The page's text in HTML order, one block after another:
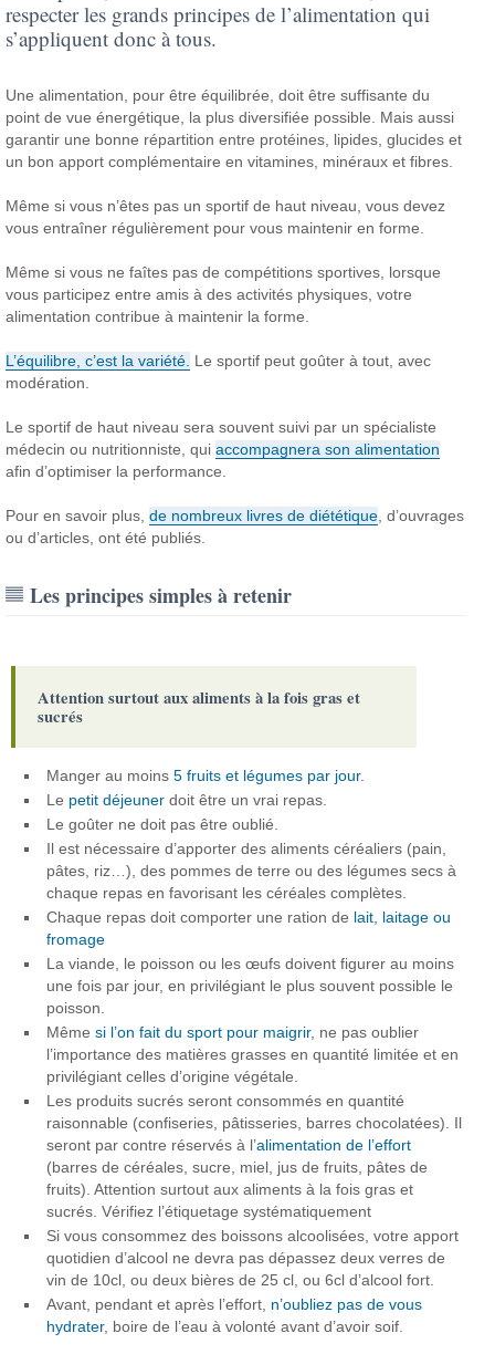
respecter les grands principes de l’alimentation qui
s’appliquent donc à tous.
Une alimentation, pour être équilibrée, doit être suffisante du
point de vue énergétique, la plus diversifiée possible. Mais aussi
garantir une bonne répartition entre protéines, lipides, glucides et
un bon apport complémentaire en vitamines, minéraux et fibres.
Même si vous n’êtes pas un sportif de haut niveau, vous devez
vous entraîner régulièrement pour vous maintenir en forme.
Même si vous ne faîtes pas de compétitions sportives, lorsque
vous participez entre amis à des activités physiques, votre
alimentation contribue à maintenir la forme.
L’équilibre, c’est la variété. Le sportif peut goûter à tout, avec
modération.
Le sportif de haut niveau sera souvent suivi par un spécialiste
médecin ou nutritionniste, quiaccompagnera son alimentation
afin d’optimiser la performance.
Pour en savoir plus,de nombreux livres de diététique , d’ouvrages
ou d’articles, ont été publiés.
Les principes simples à retenir
Attention surtout aux aliments à la fois gras et
sucrés
Manger au moins5 fruits et légumes par jour.
Le petit déjeuner doit être un vrai repas.
Le goûter ne doit pas être oublié.
Il est nécessaire d’apporter des aliments céréaliers (pain,
pâtes, riz…), des pommes de terre ou des légumes secs à
chaque repas en favorisant les céréales complètes.
Chaque repas doit comporter une ration de lait, laitage ou
fromage
La viande, le poisson ou les œufs doivent figurer au moins
une fois par jour, en privilégiant le plus souvent possible le
poisson.
Mêmesi l’on fait du sport pour maigrir, ne pas oublier
l’importance des matières grasses en quantité limitée et en
privilégiant celles d’origine végétale.
Les produits sucrés seront consommés en quantité
raisonnable (confiseries, pâtisseries, barres chocolatées). Il
seront par contre réservés à l’alimentation de l’effort
(barres de céréales, sucre, miel, jus de fruits, pâtes de
fruits). Attention surtout aux aliments à la fois gras et
sucrés. Vérifiez l’étiquetage systématiquement
Si vous consommez des boissons alcoolisées, votre apport
quotidien d’alcool ne devra pas dépassez deux verres de
vin de 10cl, ou deux bières de 25 cl, ou 6cl d’alcool fort.
Avant, pendant et après l’effort, n’oubliez pas de vous
hydrater, boire de l’eau à volonté avant d’avoir soif.